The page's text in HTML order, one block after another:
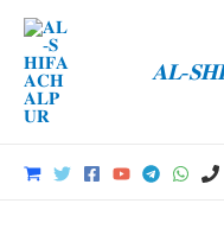
content
𝐀𝐋-